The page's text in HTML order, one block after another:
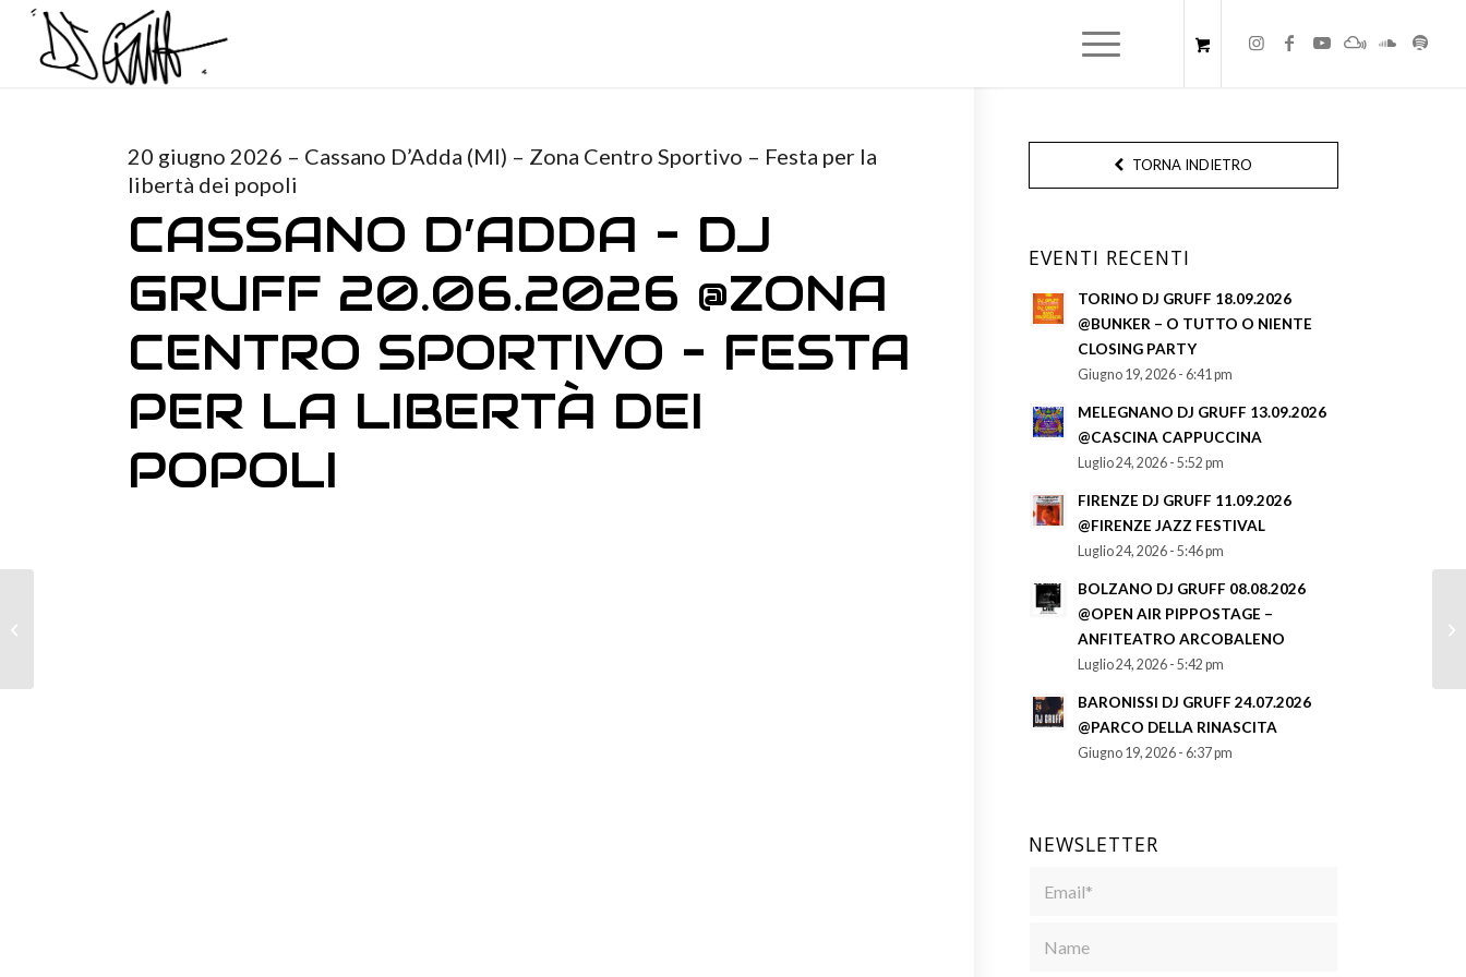
20 giugno 2026 – Cassano D’Adda (MI) – Zona Centro Sportivo – Festa per la
libertà dei popoli
CASSANO D’ADDA – DJ
GRUFF 20.06.2026 @ZONA
CENTRO SPORTIVO – FESTA
PER LA LIBERTÀ DEI
POPOLI
TORNA INDIETRO
EVENTI RECENTI
TORINO DJ GRUFF 18.09.2026
@BUNKER – O TUTTO O NIENTE
CLOSING PARTY
Giugno 19, 2026 - 6:41 pm
MELEGNANO DJ GRUFF 13.09.2026
@CASCINA CAPPUCCINA
Luglio 24, 2026 - 5:52 pm
FIRENZE DJ GRUFF 11.09.2026
@FIRENZE JAZZ FESTIVAL
Luglio 24, 2026 - 5:46 pm
BOLZANO DJ GRUFF 08.08.2026
@OPEN AIR PIPPOSTAGE –
ANFITEATRO ARCOBALENO
Luglio 24, 2026 - 5:42 pm
BARONISSI DJ GRUFF 24.07.2026
@PARCO DELLA RINASCITA
Giugno 19, 2026 - 6:37 pm
NEWSLETTER